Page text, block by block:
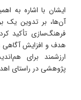
ایشان با اشاره به
آن‌ها، بر تدوین یک
فرهنگ‌سازی تأکید
هدف و افزایش
ارزشمند برای
پژوهشی در راستای